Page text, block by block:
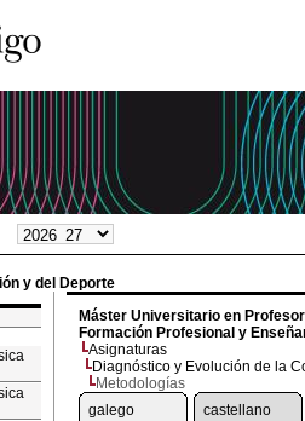
y del Deporte
Máster Universitario en
Formación Profesional y
Asignaturas
Diagnóstico y Evolución de la
Metodologías
galego
castellano